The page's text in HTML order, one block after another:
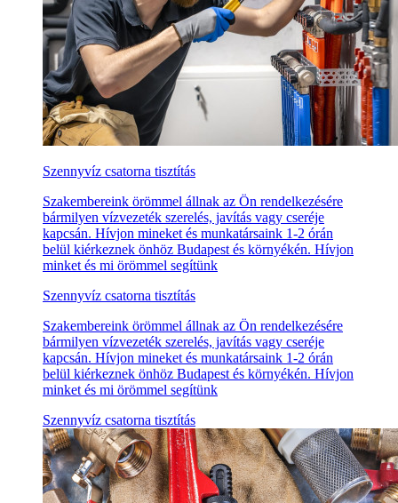
Szennyvíz csatorna tisztítás
Szakembereink örömmel állnak az Ön rendelkezésére
bármilyen vízvezeték szerelés, javítás vagy cseréje
kapcsán. Hívjon mineket és munkatársaink 1-2 órán
belül kiérkeznek önhöz Budapest és környékén. Hívjon
minket és mi örömmel segítünk
Szennyvíz csatorna tisztítás
Szakembereink örömmel állnak az Ön rendelkezésére
bármilyen vízvezeték szerelés, javítás vagy cseréje
kapcsán. Hívjon mineket és munkatársaink 1-2 órán
belül kiérkeznek önhöz Budapest és környékén. Hívjon
minket és mi örömmel segítünk
Szennyvíz csatorna tisztítás